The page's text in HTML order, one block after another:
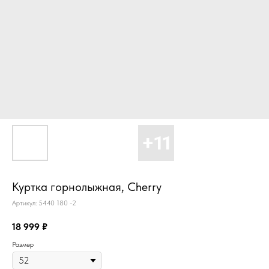
Куртка горнолыжная, Cherry
Артикул: 5440 180 -2
18 999 ₽
Размер